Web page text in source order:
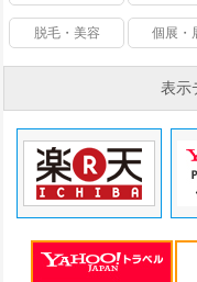
脱毛・美容 個展・
表示